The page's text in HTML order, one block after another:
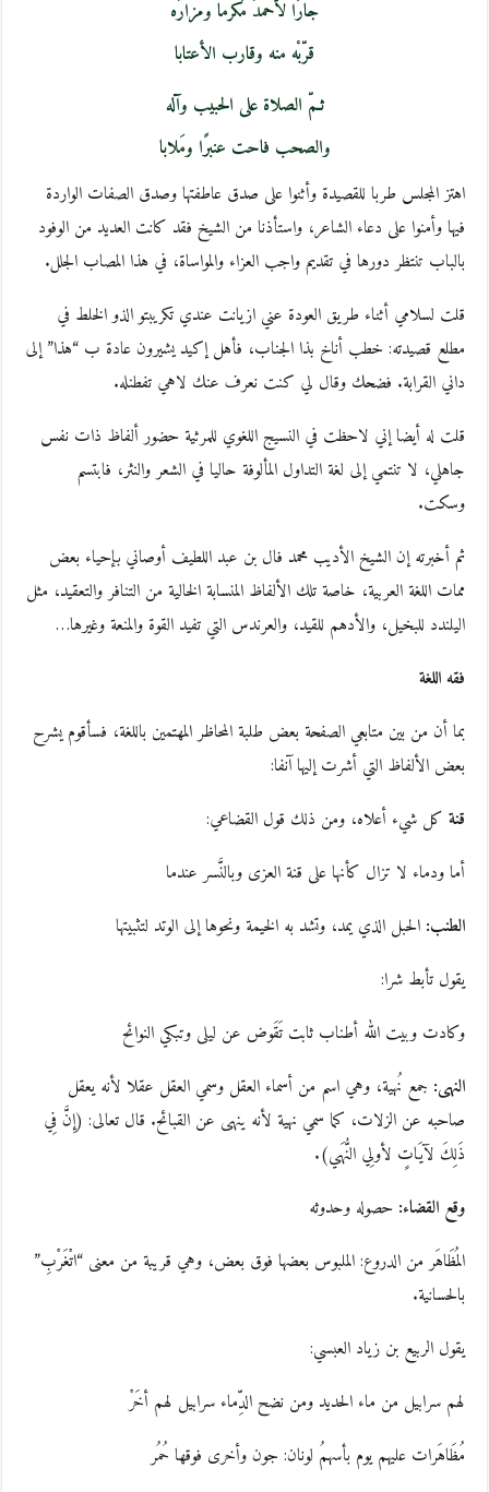
جارًا لأحمدَ مُكرما ومزارَه
قرّبْه منه وقارب الأعتابا
ثـمّ الصلاة على الحبيب وآله
والصحب فاحت عنبرًا ومَلابا
اهتز المجلس طربا للقصيدة وأثنوا على صدق عاطفتها وصدق الصفات الواردة
فيها وأمنوا على دعاء الشاعر، واستأذنا من الشيخ فقد كانت العديد من الوفود
بالباب تنتظر دورها في تقديم واجب العزاء والمواساة، في هذا المصاب الجلل.
قلت لسلامي أثناء طريق العودة عني ازيانت عندي تكريبتو الذو الخلط في
مطلع قصيدته: خطب أناخ بذا الجناب، فأهل إكيد يشيرون عادة ب “هذا” إلى
داني القرابة. فضحك وقال لي كنت نعرف عنك لاهي تفطنله.
قلت له أيضا إني لاحظت في النسيج اللغوي للمرثية حضور ألفاظ ذات نفس
جاهلي، لا تنتمي إلى لغة التداول المألوفة حاليا في الشعر والنثر، فابتسم
وسكت.
ثم أخبرته إن الشيخ الأديب محمد فال بن عبد اللطيف أوصاني بإحياء بعض
ممات اللغة العربية، خاصة تلك الألفاظ المنسابة الخالية من التنافر والتعقيد، مثل
اليلندد للبخيل، والأدهم للقيد، والعرندس التي تفيد القوة والمنعة وغيرها…
فقه اللغة
بما أن من بين متابعي الصفحة بعض طلبة المحاظر المهتمين باللغة، فسأقوم يشرح
بعض الألفاظ التي أشرت إليها آنفا:
قنة كل شيء أعلاه، ومن ذلك قول القضاعي:
أما ودماء لا تزال كأنها على قنة العزى وبالنَّسر عندما
الطنب: الحبل الذي يمد، وتشد به الخيمة ونحوها إلى الوتد لتثبيتها
يقول تأبط شرا:
وكادت وبيت الله أطناب ثابت تَقَوض عن ليلى وتبكي النوائح
النهى: جمع نُهية، وهي اسم من أسماء العقل وسمي العقل عقلا لأنه يعقل
صاحبه عن الزلات، كما سمي نهية لأنه ينهى عن القبائح. قال تعالى: (إِنَّ فِي
ذَلِكَ لآيَاتٍ لأولِي النُّهَي).
وقع القضاء: حصوله وحدوثه
المُظَاهَر من الدروع: الملبوس بعضها فوق بعض، وهي قريبة من معنى “اتْغَرْبِ”
بالحسانية.
يقول الربيع بن زياد العبسي:
لهم سرابيل من ماء الحديد ومن نضح الدِّماء سرابيل لهم أخَرْ
مُظَاهَرات عليهم يوم بأسهمُ لونان: جون وأخرى فوقها حُمُر